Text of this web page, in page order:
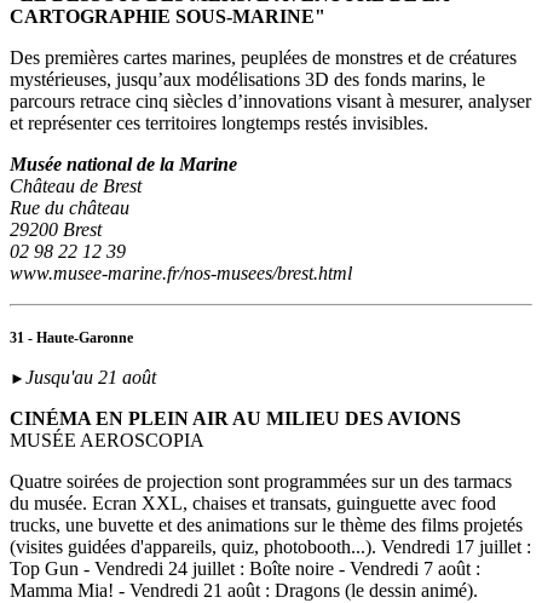
CARTOGRAPHIE SOUS-MARINE"
Des premières cartes marines, peuplées de monstres et de créatures
mystérieuses, jusqu’aux modélisations 3D des fonds marins, le
parcours retrace cinq siècles d’innovations visant à mesurer, analyser
et représenter ces territoires longtemps restés invisibles.
Musée national de la Marine
Château de Brest
Rue du château
29200 Brest
02 98 22 12 39
www.musee-marine.fr/nos-musees/brest.html
31 - Haute-Garonne
► Jusqu'au 21 août
CINÉMA EN PLEIN AIR AU MILIEU DES AVIONS
MUSÉE AEROSCOPIA
Quatre soirées de projection sont programmées sur un des tarmacs
du musée. Ecran XXL, chaises et transats, guinguette avec food
trucks, une buvette et des animations sur le thème des films projetés
(visites guidées d'appareils, quiz, photobooth...). Vendredi 17 juillet :
Top Gun - Vendredi 24 juillet : Boîte noire - Vendredi 7 août :
Mamma Mia! - Vendredi 21 août : Dragons (le dessin animé).